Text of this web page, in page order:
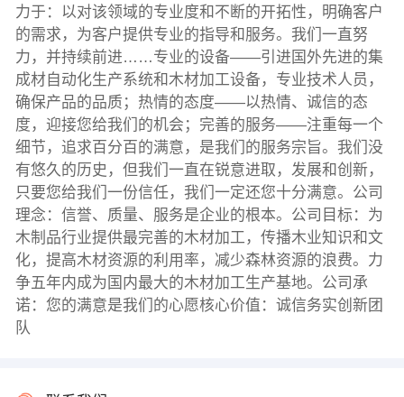
力于：以对该领域的专业度和不断的开拓性，明确客户
的需求，为客户提供专业的指导和服务。我们一直努
力，并持续前进……专业的设备——引进国外先进的集
成材自动化生产系统和木材加工设备，专业技术人员，
确保产品的品质；热情的态度——以热情、诚信的态
度，迎接您给我们的机会；完善的服务——注重每一个
细节，追求百分百的满意，是我们的服务宗旨。我们没
有悠久的历史，但我们一直在锐意进取，发展和创新，
只要您给我们一份信任，我们一定还您十分满意。公司
理念：信誉、质量、服务是企业的根本。公司目标：为
木制品行业提供最完善的木材加工，传播木业知识和文
化，提高木材资源的利用率，减少森林资源的浪费。力
争五年内成为国内最大的木材加工生产基地。公司承
诺：您的满意是我们的心愿核心价值：诚信务实创新团
队